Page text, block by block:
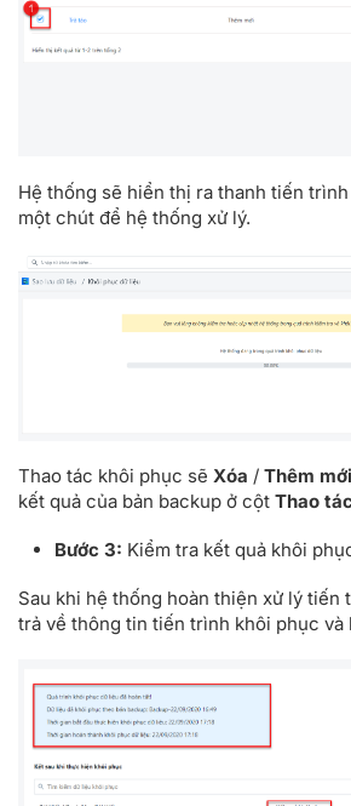
Hệ thống sẽ hiển thị ra thanh tiến
một chút để hệ thống xử lý.
Thao tác khôi phục sẽ Xóa / Thêm mới
kết quả của bản backup ở cột Thao
Bước 3: Kiểm tra kết quả khôi
Sau khi hệ thống hoàn thiện xử lý tiến
trả về thông tin tiến trình khôi phục và